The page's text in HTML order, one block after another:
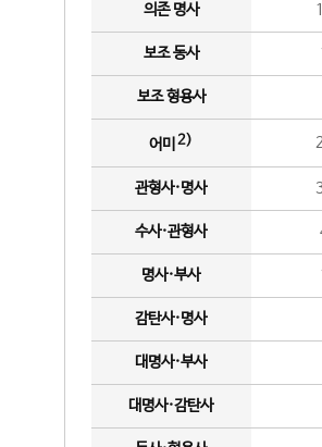
의존 명사
보조 동사
보조 형용사
어미 2)
관형사·명사
수사·관형사
명사·부사
감탄사·명사
대명사·부사
대명사·감탄사